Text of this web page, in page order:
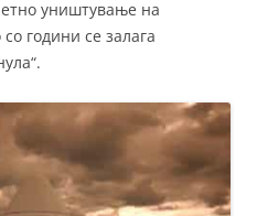
уништување на
години се залага